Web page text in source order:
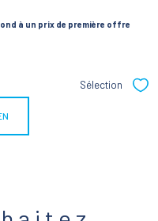
à un prix de première offre
Sélection